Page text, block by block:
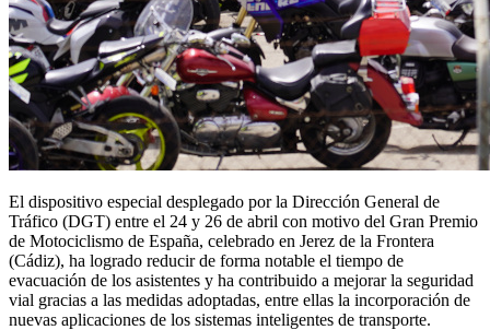
El dispositivo especial desplegado por la Dirección General de
Tráfico (DGT) entre el 24 y 26 de abril con motivo del Gran Premio
de Motociclismo de España, celebrado en Jerez de la Frontera
(Cádiz), ha logrado reducir de forma notable el tiempo de
evacuación de los asistentes y ha contribuido a mejorar la seguridad
vial gracias a las medidas adoptadas, entre ellas la incorporación de
nuevas aplicaciones de los sistemas inteligentes de transporte.